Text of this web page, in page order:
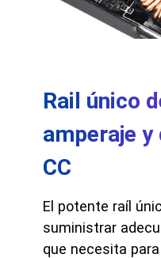
Rail único
amperaje y
CC
El potente raíl
suministrar
que necesita